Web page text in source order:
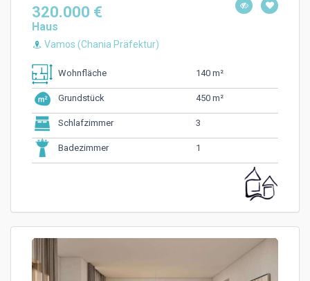
320.000 €
Haus
Vamos (Chania Präfektur)
Wohnfläche 140 m²
Grundstück 450 m²
Schlafzimmer 3
Badezimmer 1